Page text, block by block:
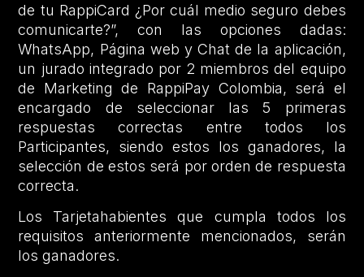
de tu RappiCard ¿Por cuál medio seguro debes
comunicarte?”, con las opciones dadas:
WhatsApp, Página web y Chat de la aplicación,
un jurado integrado por 2 miembros del equipo
de Marketing de RappiPay Colombia, será el
encargado de seleccionar las 5 primeras
respuestas correctas entre todos los
Participantes, siendo estos los ganadores, la
selección de estos será por orden de respuesta
correcta.
Los Tarjetahabientes que cumpla todos los
requisitos anteriormente mencionados, serán
los ganadores.